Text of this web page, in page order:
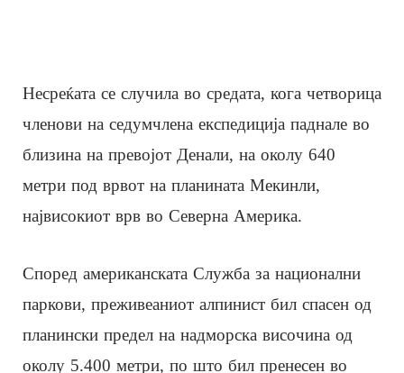
Несреќата се случила во средата, кога четворица
членови на седумчлена експедиција паднале во
близина на превојот Денали, на околу 640
метри под врвот на планината Мекинли,
највисокиот врв во Северна Америка.
Според американската Служба за национални
паркови, преживеаниот алпинист бил спасен од
планински предел на надморска височина од
околу 5.400 метри, по што бил пренесен во